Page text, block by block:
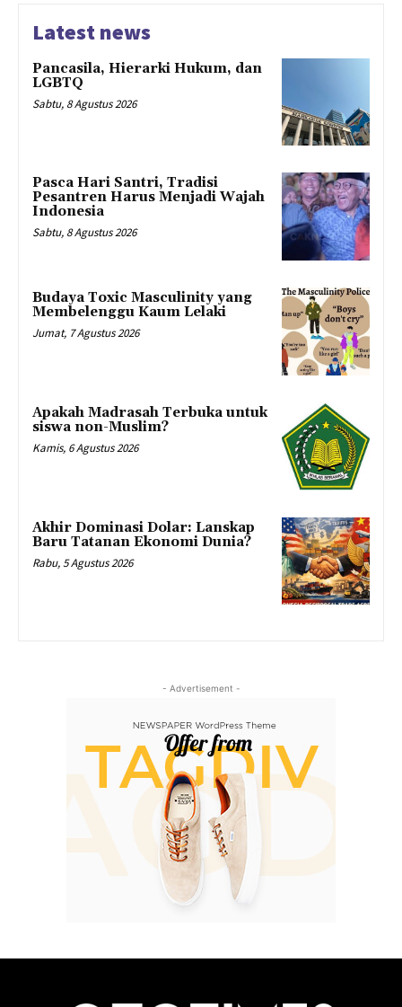
Latest news
Pancasila, Hierarki Hukum, dan
LGBTQ
Sabtu, 8 Agustus 2026
Pasca Hari Santri, Tradisi
Pesantren Harus Menjadi Wajah
Indonesia
Sabtu, 8 Agustus 2026
Budaya Toxic Masculinity yang
Membelenggu Kaum Lelaki
Jumat, 7 Agustus 2026
Apakah Madrasah Terbuka untuk
siswa non-Muslim?
Kamis, 6 Agustus 2026
Akhir Dominasi Dolar: Lanskap
Baru Tatanan Ekonomi Dunia?
Rabu, 5 Agustus 2026
- Advertisement -